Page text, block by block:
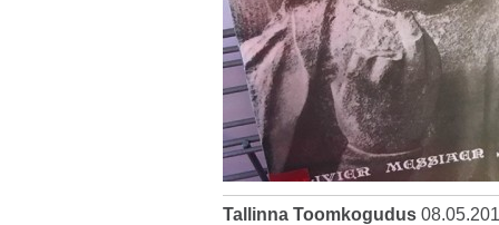
Tallinna Toomkogudus